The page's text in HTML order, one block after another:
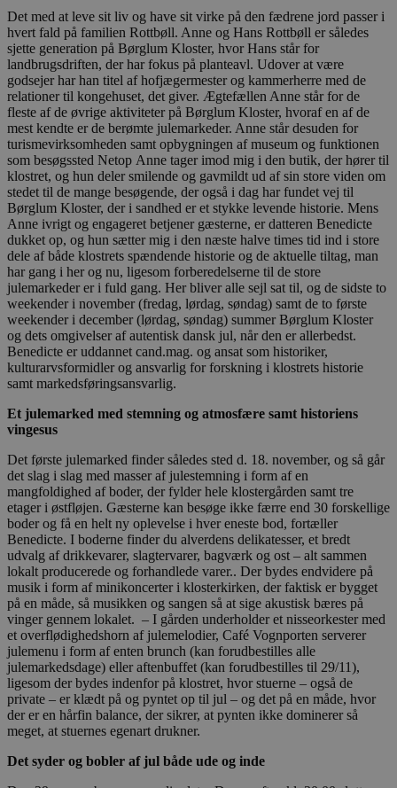
Det med at leve sit liv og have sit virke på den fædrene jord passer i
hvert fald på familien Rottbøll. Anne og Hans Rottbøll er således
sjette generation på Børglum Kloster, hvor Hans står for
landbrugsdriften, der har fokus på planteavl. Udover at være
godsejer har han titel af hofjægermester og kammerherre med de
relationer til kongehuset, det giver. Ægtefællen Anne står for de
fleste af de øvrige aktiviteter på Børglum Kloster, hvoraf en af de
mest kendte er de berømte julemarkeder. Anne står desuden for
turismevirksomheden samt opbygningen af museum og funktionen
som besøgssted Netop Anne tager imod mig i den butik, der hører til
klostret, og hun deler smilende og gavmildt ud af sin store viden om
stedet til de mange besøgende, der også i dag har fundet vej til
Børglum Kloster, der i sandhed er et stykke levende historie. Mens
Anne ivrigt og engageret betjener gæsterne, er datteren Benedicte
dukket op, og hun sætter mig i den næste halve times tid ind i store
dele af både klostrets spændende historie og de aktuelle tiltag, man
har gang i her og nu, ligesom forberedelserne til de store
julemarkeder er i fuld gang. Her bliver alle sejl sat til, og de sidste to
weekender i november (fredag, lørdag, søndag) samt de to første
weekender i december (lørdag, søndag) summer Børglum Kloster
og dets omgivelser af autentisk dansk jul, når den er allerbedst.
Benedicte er uddannet cand.mag. og ansat som historiker,
kulturarvsformidler og ansvarlig for forskning i klostrets historie
samt markedsføringsansvarlig.
Et julemarked med stemning og atmosfære samt historiens
vingesus
Det første julemarked finder således sted d. 18. november, og så går
det slag i slag med masser af julestemning i form af en
mangfoldighed af boder, der fylder hele klostergården samt tre
etager i østfløjen. Gæsterne kan besøge ikke færre end 30 forskellige
boder og få en helt ny oplevelse i hver eneste bod, fortæller
Benedicte. I boderne finder du alverdens delikatesser, et bredt
udvalg af drikkevarer, slagtervarer, bagværk og ost – alt sammen
lokalt producerede og forhandlede varer.. Der bydes endvidere på
musik i form af minikoncerter i klosterkirken, der faktisk er bygget
på en måde, så musikken og sangen så at sige akustisk bæres på
vinger gennem lokalet. – I gården underholder et nisseorkester med
et overflødighedshorn af julemelodier, Café Vognporten serverer
julemenu i form af enten brunch (kan forudbestilles alle
julemarkedsdage) eller aftenbuffet (kan forudbestilles til 29/11),
ligesom der bydes indenfor på klostret, hvor stuerne – også de
private – er klædt på og pyntet op til jul – og det på en måde, hvor
der er en hårfin balance, der sikrer, at pynten ikke dominerer så
meget, at stuernes egenart drukner.
Det syder og bobler af jul både ude og inde